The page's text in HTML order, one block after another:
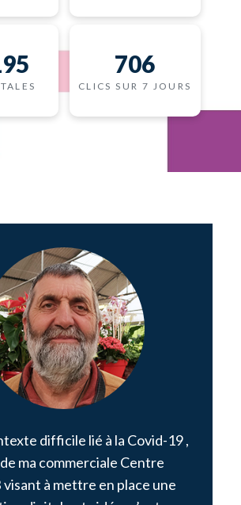
706
CLICS SUR 7 JOURS
difficile lié à la Covid-19 ,
ma commerciale Centre
visant à mettre en place une